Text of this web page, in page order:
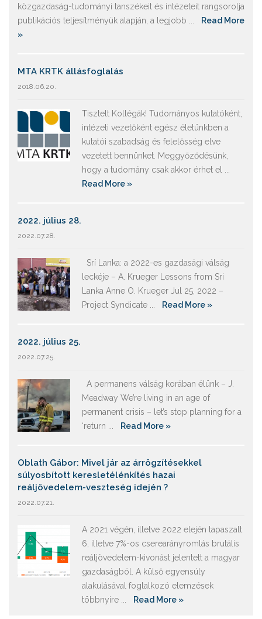
közgazdaság-tudományi tanszékeit és intézeteit rangsorolja
publikációs teljesítményük alapján, a legjobb ...
Read More
»
MTA KRTK állásfoglalás
2018.06.20.
Tisztelt Kollégák! Tudományos kutatóként,
intézeti vezetőként egész életünkben a
kutatói szabadság és felelősség elve
vezetett bennünket. Meggyőződésünk,
hogy a tudomány csak akkor érhet el ...
Read More »
2022. július 28.
2022.07.28.
Srí Lanka: a 2022-es gazdasági válság
leckéje – A. Krueger Lessons from Sri
Lanka Anne O. Krueger Jul 25, 2022 –
Project Syndicate ...
Read More »
2022. július 25.
2022.07.25.
A permanens válság korában élünk – J.
Meadway We’re living in an age of
permanent crisis – let’s stop planning for a
‘return ...
Read More »
Oblath Gábor: Mivel jár az árrögzítésekkel
súlyosbított keresletélénkítés hazai
reáljövedelem-veszteség idején ?
2022.07.21.
A 2021 végén, illetve 2022 elején tapaszalt
6, illetve 7%-os cserearányromlás brutális
reáljövedelem-kivonást jelentett a magyar
gazdaságból. A külső egyensúly
alakulásával foglalkozó elemzések
többnyire ...
Read More »